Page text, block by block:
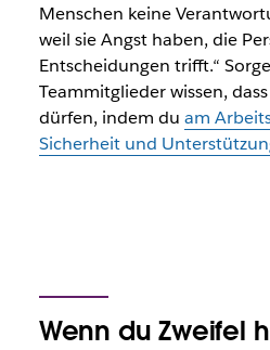
Menschen keine
weil sie Angst haben, die
Entscheidungen trifft.“
Teammitglieder wissen,
dürfen, indem du am
Sicherheit und
Wenn du Zweifel